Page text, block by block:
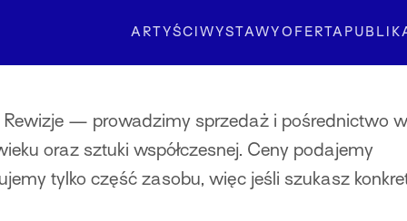
ARTYŚCI WYSTAWY OFERTA
— prowadzimy sprzedaż i pośrednictwo w
oraz sztuki współczesnej. Ceny podajemy
tylko część zasobu, więc jeśli szukasz